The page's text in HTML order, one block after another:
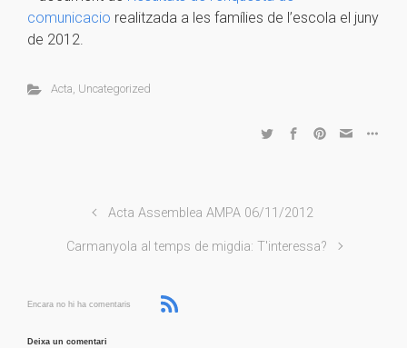
comunicacio realitzada a les famílies de l’escola el juny
de 2012.
Acta, Uncategorized
Acta Assemblea AMPA 06/11/2012
Carmanyola al temps de migdia: T'interessa?
Encara no hi ha comentaris
Deixa un comentari